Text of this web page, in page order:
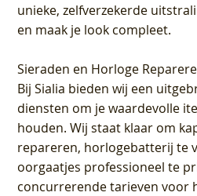
unieke, zelfverzekerde
en maak je look compleet.
Sieraden en Horloge
Bij Sialia bieden wij een
diensten om je waardevolle
houden. Wij staat klaar om
repareren, horlogebatterij te
oorgaatjes professioneel te
concurrerende tarieven voor